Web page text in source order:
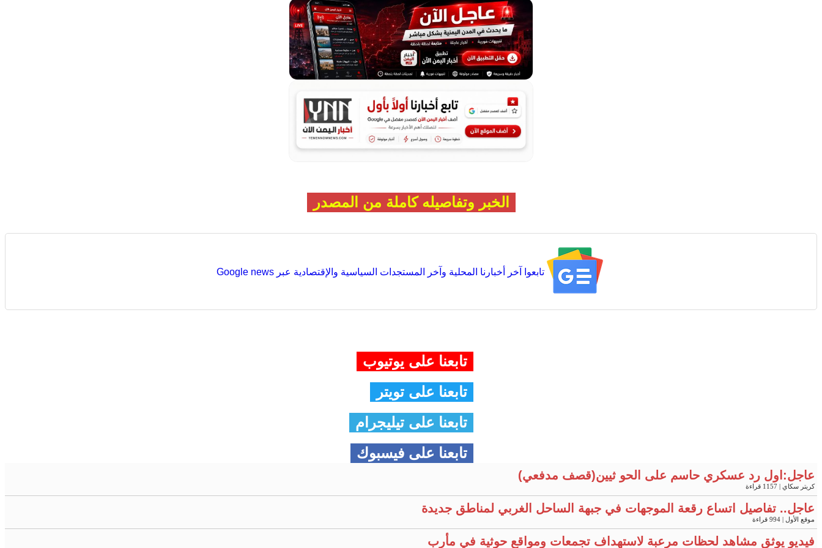
الخبر وتفاصيله كاملة من المصدر
تابعوا آخر أخبارنا المحلية وآخر المستجدات السياسية والإقتصادية عبر Google news
تابعنا على يوتيوب
تابعنا على تويتر
تابعنا على تيليجرام
تابعنا على فيسبوك
عاجل:اول رد عسكري حاسم على الحو ثيين(قصف مدفعي)
كريتر سكاي | 1157 قراءة
عاجل.. تفاصيل اتساع رقعة الموجهات في جبهة الساحل الغربي لمناطق جديدة
موقع الأول | 994 قراءة
فيديو يوثق مشاهد لحظات مرعبة لاستهداف تجمعات ومواقع حوثية في مأرب